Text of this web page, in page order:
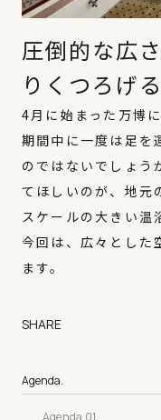
圧倒的な広
りくつろげ
4月に始まった万博
期間中に一度は足を
のではないでしょう
てほしいのが、地元
スケールの大きい温
今回は、広々とした
SHARE
Agenda.